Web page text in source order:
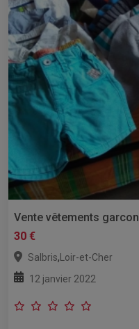
Vente vêtements garcon
30 €
Salbris, Loir-et-Cher
12 janvier 2022